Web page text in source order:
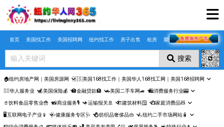
Skip to main content
首页 美国找工作 美国招聘网 纽约找工作 房子出售 租房 聚合页
搜索
🏠纽约房地产网｜美国房源网 🇺🇸美国168找工作｜美国华人168找工网｜美国168招聘网
🤵‍♀️华人服务业 💰美国保险💰 🏦金融贷款🏦 🚗美国二手车网🚙 🛍️消费服务行业🎰
🥤饮料食品零售业🍟 📸商业服务🎙️ ✈️运输报关🚢 🏗️建筑材料🪟 📺家庭消费品🧸
🖥️互联网电子产业📱 🩺健康服务专区🩺 💍纺织品奢侈品👜 🛴纽约二手市场网站🧴